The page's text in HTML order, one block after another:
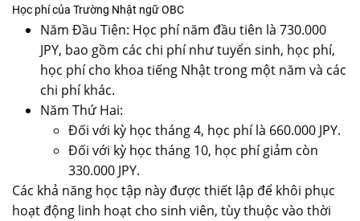
Học phí của Trường Nhật ngữ OBC
Năm Đầu Tiên: Học phí năm đầu tiên là 730.000
JPY, bao gồm các chi phí như tuyển sinh, học phí,
học phí cho khoa tiếng Nhật trong một năm và các
chi phí khác.
Năm Thứ Hai:
Đối với kỳ học tháng 4, học phí là 660.000 JPY.
Đối với kỳ học tháng 10, học phí giảm còn
330.000 JPY.
Các khả năng học tập này được thiết lập để khôi phục
hoạt động linh hoạt cho sinh viên, tùy thuộc vào thời